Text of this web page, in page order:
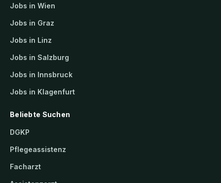
Jobs in Wien
Jobs in Graz
Jobs in Linz
Jobs in Salzburg
Jobs in Innsbruck
Jobs in Klagenfurt
Beliebte Suchen
DGKP
Pflegeassistenz
Facharzt